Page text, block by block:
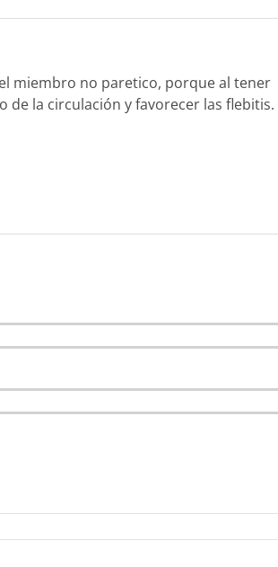
miembro no paretico, porque al tener
la circulación y favorecer las flebitis.